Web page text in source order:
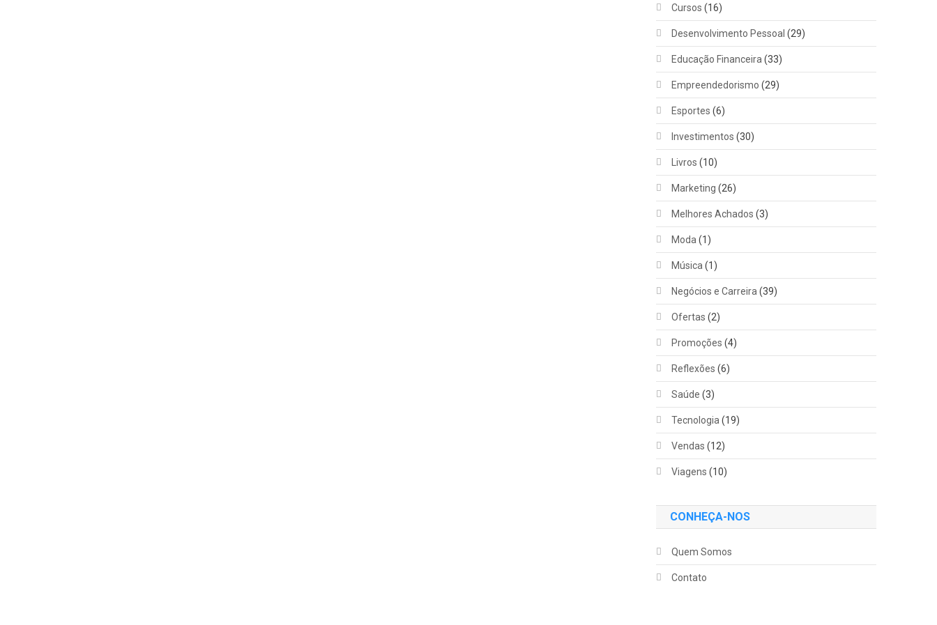
Cursos (16)
Desenvolvimento Pessoal (29)
Educação Financeira (33)
Empreendedorismo (29)
Esportes (6)
Investimentos (30)
Livros (10)
Marketing (26)
Melhores Achados (3)
Moda (1)
Música (1)
Negócios e Carreira (39)
Ofertas (2)
Promoções (4)
Reflexões (6)
Saúde (3)
Tecnologia (19)
Vendas (12)
Viagens (10)
CONHEÇA-NOS
Quem Somos
Contato